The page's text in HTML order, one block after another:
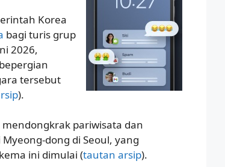
Korea
bagi turis grup
2026,
tersebut
).
pariwisata dan
dong di Seoul, yang
ini dimulai (tautan arsip).